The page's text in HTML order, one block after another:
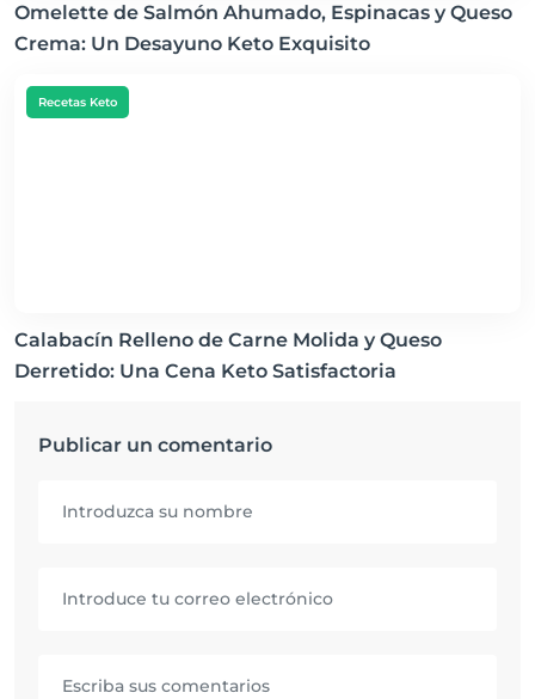
Omelette de Salmón Ahumado, Espinacas y Queso
Crema: Un Desayuno Keto Exquisito
Recetas Keto
Calabacín Relleno de Carne Molida y Queso
Derretido: Una Cena Keto Satisfactoria
Publicar un comentario